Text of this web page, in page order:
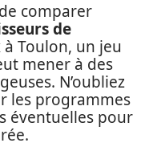
comparer
de
Toulon, un jeu
mener à des
N’oubliez
les programmes
éventuelles pour